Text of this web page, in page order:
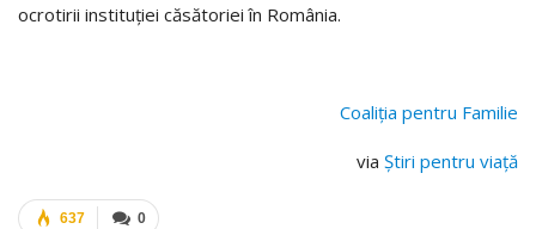
ocrotirii instituției căsătoriei în România.
Coaliţia pentru Familie
via Ştiri pentru viaţă
0
637